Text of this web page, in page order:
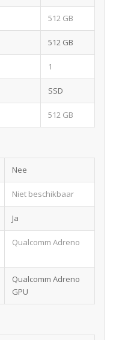
512 GB
512 GB
1
SSD
512 GB
Nee
Niet beschikbaar
Ja
Qualcomm Adreno
Qualcomm Adreno
GPU